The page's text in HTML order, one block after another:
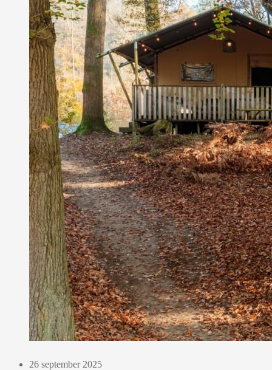
26 september 2025